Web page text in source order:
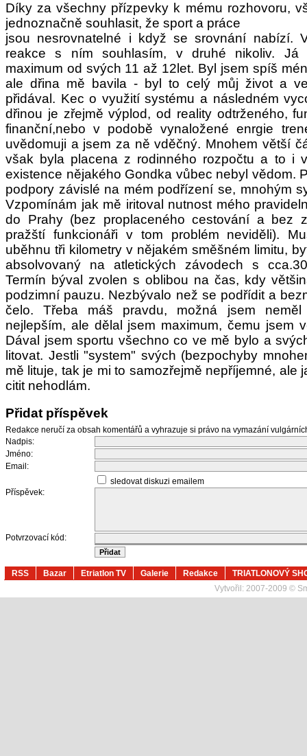
Díky za všechny přízpevky k mému rozhovoru,
jednoznačně souhlasit, že sport a práce
jsou nesrovnatelné i když se srovnání nabízí.
reakce s ním souhlasím, v druhé nikoliv. Já
maximum od svých 11 až 12let. Byl jsem spíš
ale dřina mě bavila - byl to celý můj život a
přidával. Kec o využití systému a následném
dřinou je zřejmě výplod, od reality odtrženého,
finanční,nebo v podobě vynaložené enrgie
uvědomuji a jsem za ně vděčný. Mnohem větší
však byla placena z rodinného rozpočtu a to i
existence nějakého Gondka vůbec nebyl vědom.
podpory závislé na mém podřízení se, mnohým
Vzpomínám jak mě iritoval nutnost mého
do Prahy (bez proplaceného cestování a bez
pražští funkcionáři v tom problém neviděli).
uběhnu tři kilometry v nějakém směšném limitu,
absolvovaný na atletických závodech s
Termín býval zvolen s oblibou na čas, kdy
podzimní pauzu. Nezbývalo než se podřídit a
čelo. Třeba máš pravdu, možná jsem
nejlepším, ale dělal jsem maximum, čemu jsem
Dával jsem sportu všechno co ve mě bylo a
litovat. Jestli "system" svých (bezpochyby
mě lituje, tak je mi to samozřejmě nepříjemné, ale
citit nehodlám.
Přidat příspěvek
Redakce neručí za obsah komentářů a vyhrazuje si právo na vymazání
Nadpis:
Jméno:
Email:
sledovat diskuzi emailem
Příspěvek:
Potvrzovací kód:
RSS Bazar Etriatlon TV Galerie Redakce
TRIATLONOVÝ
Vytvořil: 2007-2009 ©